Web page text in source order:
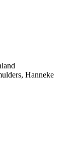
Hanneke